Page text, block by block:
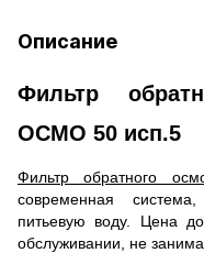
Описание
Фильтр
ОСМО 50 исп.5
Фильтр обратного
современная
питьевую воду. Цена
обслуживании, не